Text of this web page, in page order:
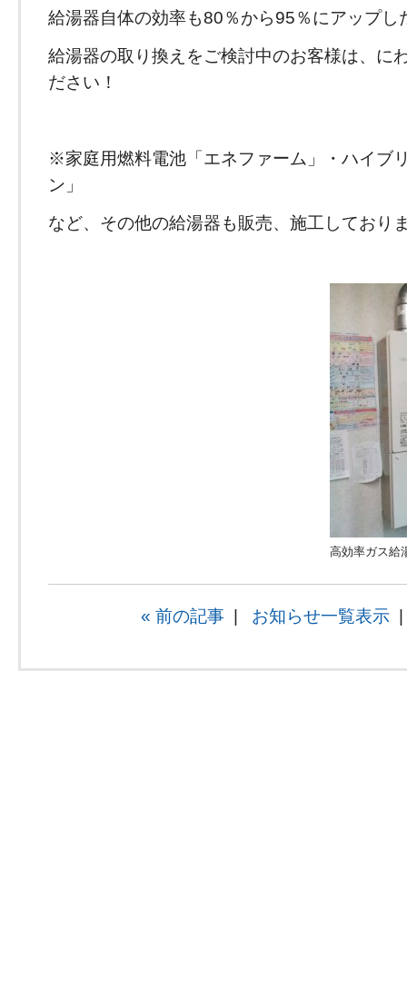
給湯器自体の効率も80％から95％にアップし
給湯器の取り換えをご検討中のお客様は、に
ださい！
※家庭用燃料電池「エネファーム」・ハイブ
ン」
など、その他の給湯器も販売、施工しており
高効率ガス給
« 前の記事 | お知らせ一覧表示